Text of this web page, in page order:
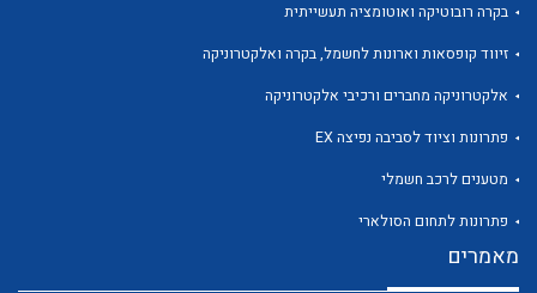
לכל מוצרי היצרן
בקרה רובוטיקה ואוטומציה תעשייתית
זיווד קופסאות וארונות לחשמל, בקרה ואלקטרוניקה
אלקטרוניקה מחברים ורכיבי אלקטרוניקה
פתרונות וציוד לסביבה נפיצה EX
מטענים לרכב חשמלי
פתרונות לתחום הסולארי
מאמרים